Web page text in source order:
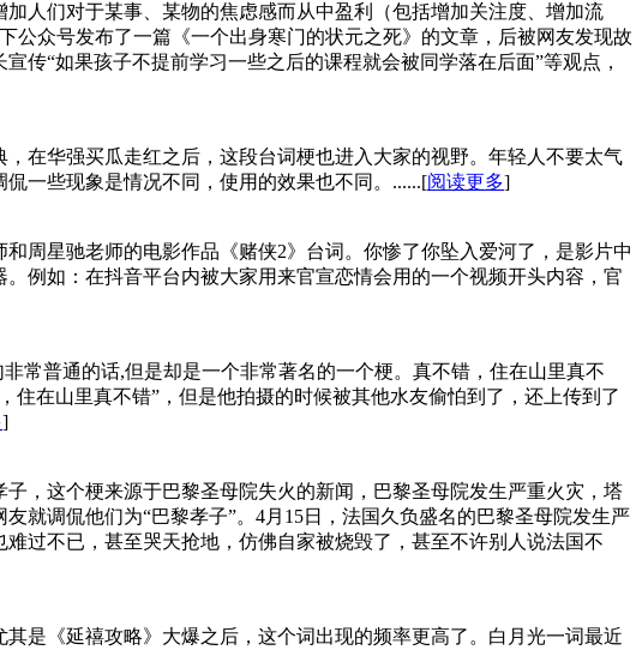
人们对于某事、某物的焦虑感而从中盈利（包括增加关注度、增加流
公众号发布了一篇《一个出身寒门的状元之死》的文章，后被网友发现故
传“如果孩子不提前学习一些之后的课程就会被同学落在后面”等观点，
在华强买瓜走红之后，这段台词梗也进入大家的视野。年轻人不要太气
一些现象是情况不同，使用的效果也不同。......[阅读更多]
周星驰老师的电影作品《赌侠2》台词。你惨了你坠入爱河了，是影片中
例如：在抖音平台内被大家用来官宣恋情会用的一个视频开头内容，官
常普通的话,但是却是一个非常著名的一个梗。真不错，住在山里真不
在山里真不错”，但是他拍摄的时候被其他水友偷怕到了，还上传到了
]
，这个梗来源于巴黎圣母院失火的新闻，巴黎圣母院发生严重火灾，塔
就调侃他们为“巴黎孝子”。4月15日，法国久负盛名的巴黎圣母院发生严
过不已，甚至哭天抢地，仿佛自家被烧毁了，甚至不许别人说法国不
是《延禧攻略》大爆之后，这个词出现的频率更高了。白月光一词最近